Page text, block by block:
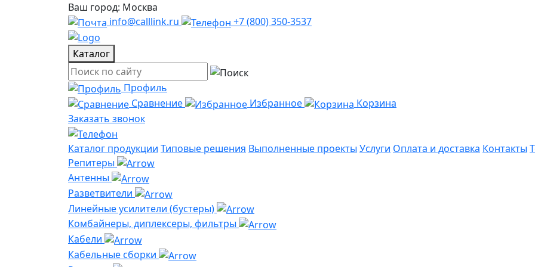
Ваш город: Москва
info@calllink.ru
+7 (800) 350-3537
Каталог
Профиль
Сравнение
Избранное
Корзина
Заказать звонок
Каталог продукции Типовые решения Выполненные проекты Услуги Оплата и доставка Контакты
Репитеры
Антенны
Разветвители
Линейные усилители (бустеры)
Комбайнеры, диплексеры, фильтры
Кабели
Кабельные сборки